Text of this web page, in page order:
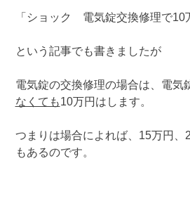
「ショック 電気錠交換修理で10
という記事でも書きましたが
電気錠の交換修理の場合は、電気
なくても10万円はします。
つまりは場合によれば、15万円、
もあるのです。